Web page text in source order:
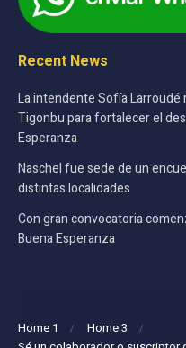
Recent News
La intendente Sofía Larroudé
Tigonbu para fortalecer el
Esperanza
Naschel fue sede de un
distintas localidades
Con gran convocatoria
Buena Esperanza
Home 1
Home 3